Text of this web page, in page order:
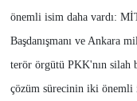
önemli isim daha vardı:
Başdanışmanı ve Ankara
terör örgütü PKK'nın silah
çözüm sürecinin iki önemli